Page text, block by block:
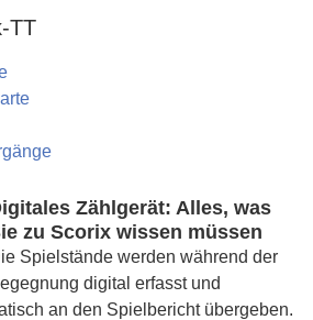
TT
Zählgerät: Alles, was
zu Scorix wissen müssen
Spielstände werden während der
digital erfasst und
an den Spielbericht übergeben.